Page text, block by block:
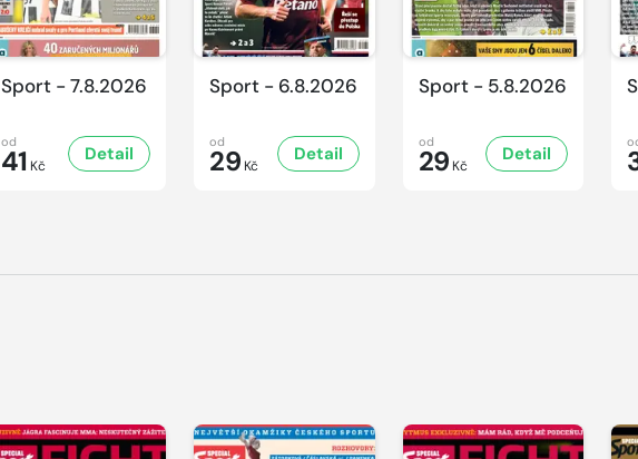
Sport - 7.8.2026
od
41 Kč
Detail
Sport - 6.8.2026
od
29 Kč
Detail
Sport - 5.8.2026
od
29 Kč
Detail